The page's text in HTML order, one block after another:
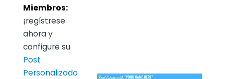
Miembros:
¡regístrese
ahora y
configure su
Post
Personalizado